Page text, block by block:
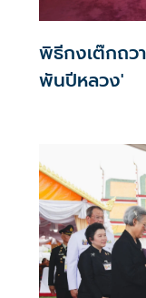
พิธีกงเต๊กถว
พันปีหลวง'